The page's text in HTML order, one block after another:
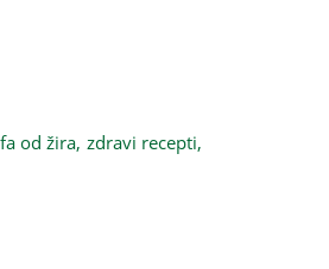
od žira, zdravi recepti,